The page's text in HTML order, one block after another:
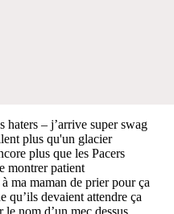
haters – j’arrive super swag
plus qu'un glacier
plus que les Pacers
montrer patient
à ma maman de prier pour ça
qu’ils devaient attendre ça
le nom d’un mec dessus